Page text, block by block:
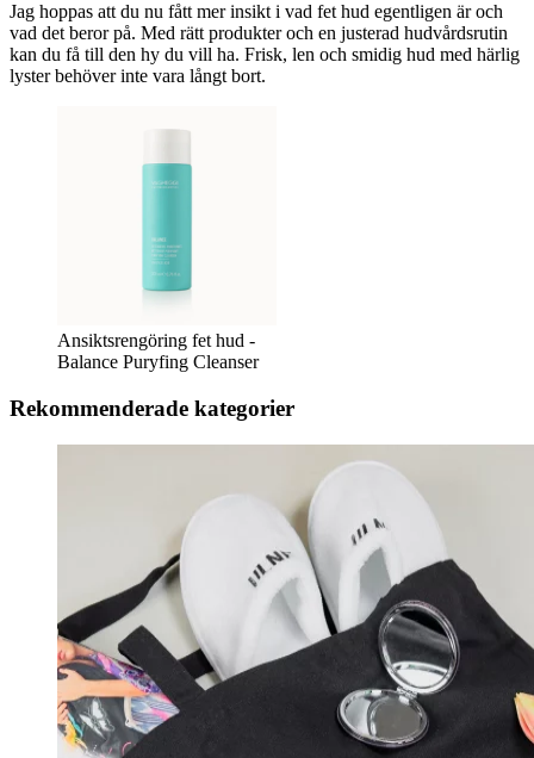
Jag hoppas att du nu fått mer insikt i vad fet hud egentligen är och
vad det beror på. Med rätt produkter och en justerad hudvårdsrutin
kan du få till den hy du vill ha. Frisk, len och smidig hud med härlig
lyster behöver inte vara långt bort.
Ansiktsrengöring fet hud -
Balance Puryfing Cleanser
Rekommenderade kategorier